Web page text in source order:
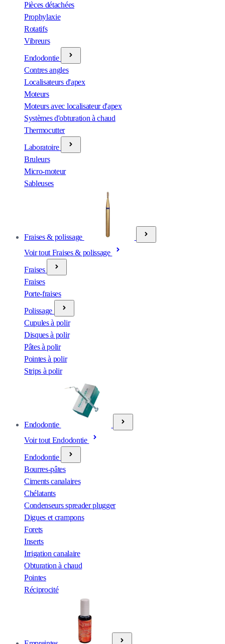
Pièces détachées
Prophylaxie
Rotatifs
Vibreurs
Endodontie
Contres angles
Localisateurs d'apex
Moteurs
Moteurs avec localisateur d'apex
Systèmes d'obturation à chaud
Thermocutter
Laboratoire
Bruleurs
Micro-moteur
Sableuses
Fraises & polissage
Voir tout Fraises & polissage
Fraises
Fraises
Porte-fraises
Polissage
Cupules à polir
Disques à polir
Pâtes à polir
Pointes à polir
Strips à polir
Endodontie
Voir tout Endodontie
Endodontie
Bourres-pâtes
Ciments canalaires
Chélatants
Condenseurs spreader plugger
Digues et crampons
Forets
Inserts
Irrigation canalaire
Obturation à chaud
Pointes
Réciprocité